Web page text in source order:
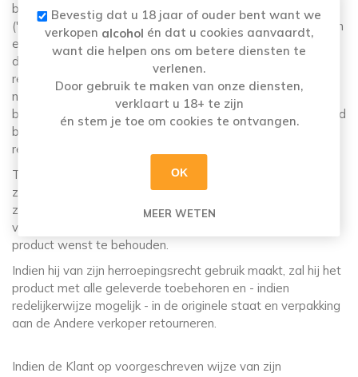
bestelling binnen 14 (veertien) dagen te retourneren
('herroepingsrecht'). Ter bevordering van de afhandeling van
een retourzending zal de klant Drinxit.be, voorafgaand aan
de retourzending en binnen 14 (veertien) dagen, van de
retourzending op de hoogte stellen door een mail te sturen
naar info@districo.net. De Klant spant zich in het artikel
binnen 24 uur nadat de Klant de retourzending heeft gemeld
bij Drinxit.be, aan de desbetreffende Andere Verkoper te
retourneren.
Tijdens deze termijn van 14 (veertien) dagen zal de Klant
zorgvuldig omgaan met het product en de verpakking. Hij
zal het product slechts in die mate uitpakken of gebruiken
voor zover dat nodig is om te kunnen beoordelen of hij het
product wenst te behouden.
Indien hij van zijn herroepingsrecht gebruik maakt, zal hij het
product met alle geleverde toebehoren en - indien
redelijkerwijze mogelijk - in de originele staat en verpakking
aan de Andere verkoper retourneren.
Indien de Klant op voorgeschreven wijze van zijn
Bevestig dat u 18 jaar of ouder bent want we
verkopen alcohol én dat u cookies aanvaardt,
want die helpen ons om betere diensten te
verlenen.
Door gebruik te maken van onze diensten,
verklaart u 18+ te zijn
én stem je toe om cookies te ontvangen.
OK
MEER WETEN